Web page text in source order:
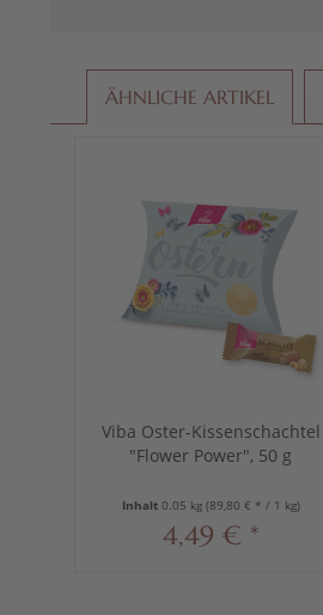
ÄHNLICHE ARTIKEL
Viba Oster-Kissenschachtel
"Flower Power", 50 g
Inhalt 0.05 kg (89,80 € * / 1 kg)
4,49 € *